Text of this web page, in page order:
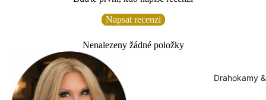
Drahokamy
Napsat recenzi
Nenalezeny žádné položky